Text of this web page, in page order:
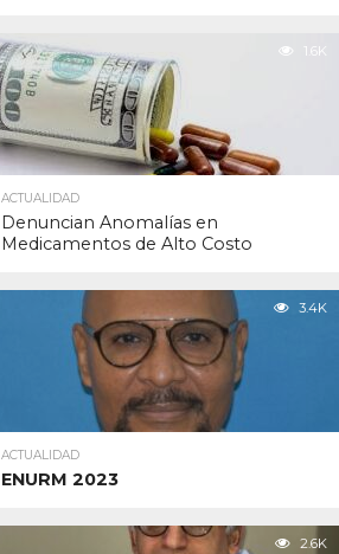
1.6K
ACTUALIDAD
Denuncian Anomalías en
Medicamentos de Alto Costo
3.4K
ACTUALIDAD
ENURM 2023
2.6K